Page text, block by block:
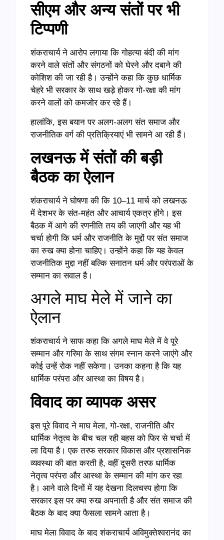
सीएम और अन्य संतों पर भी
टिप्पणी
शंकराचार्य ने आरोप लगाया कि गोहत्या बंदी की मांग
करने वाले संतों और संगठनों को घेरने और दबाने की
कोशिश की जा रही है। उन्होंने कहा कि कुछ धार्मिक
चेहरे भी सरकार के साथ खड़े होकर गो-रक्षा की मांग
करने वालों को कमजोर कर रहे हैं।
हालांकि, इस बयान पर अलग-अलग संत समाज और
राजनीतिक वर्ग की प्रतिक्रियाएं भी सामने आ रही हैं।
लखनऊ में संतों की बड़ी
बैठक का ऐलान
शंकराचार्य ने घोषणा की कि 10–11 मार्च को लखनऊ
में देशभर के संत-महंत और आचार्य एकत्र होंगे। इस
बैठक में आगे की रणनीति तय की जाएगी और यह भी
चर्चा होगी कि धर्म और राजनीति के मुद्दों पर संत समाज
का रुख क्या होना चाहिए। उन्होंने कहा कि यह केवल
राजनीतिक मुद्दा नहीं बल्कि सनातन धर्म और परंपराओं के
सम्मान का सवाल है।
अगले माघ मेले में जाने का
ऐलान
शंकराचार्य ने साफ कहा कि अगले माघ मेले में वे पूरे
सम्मान और गरिमा के साथ संगम स्नान करने जाएंगे और
कोई उन्हें रोक नहीं सकेगा। उनका कहना है कि यह
धार्मिक परंपरा और आस्था का विषय है।
विवाद का व्यापक असर
इस पूरे विवाद ने माघ मेला, गो-रक्षा, राजनीति और
धार्मिक नेतृत्व के बीच चल रही बहस को फिर से चर्चा में
ला दिया है। एक तरफ सरकार विकास और प्रशासनिक
व्यवस्था की बात करती है, वहीं दूसरी तरफ धार्मिक
नेतृत्व परंपरा और आस्था के सम्मान की मांग कर रहा
है। आने वाले दिनों में यह देखना दिलचस्प होगा कि
सरकार इस पर क्या रुख अपनाती है और संत समाज की
बैठक के बाद क्या फैसला सामने आता है।
माघ मेला विवाद के बाद शंकराचार्य अविमुक्तेश्वरानंद का